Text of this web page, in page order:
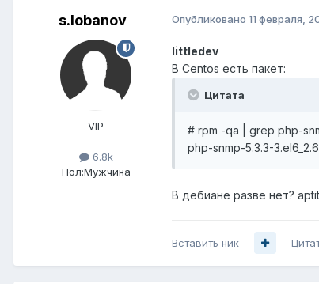
s.lobanov
VIP
6.8k
Пол:Мужчина
Опубликовано 11 февраля,
littledev
В Centos есть пакет:
Цитата
# rpm -qa | grep php-
php-snmp-5.3.3-
В дебиане разве нет?
Вставить ник